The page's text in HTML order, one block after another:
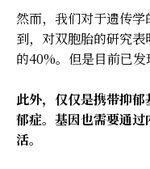
然而，我们对于遗传
到，对双胞胎的研究
的40%。但是目前已发
此外，仅仅是携带抑
郁症。基因也需要通
活。